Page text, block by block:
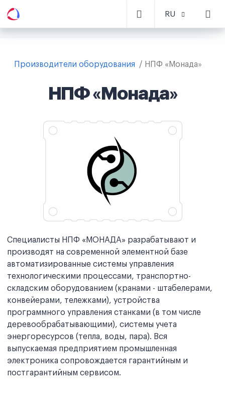
RU
Производители оборудования НПФ «Монада»
НПФ «Монада»
Специалисты НПФ «МОНАДА» разрабатывают и
производят на современной элементной базе
автоматизированные системы управления
технологическими процессами, транспортно-
складским оборудованием (кранами - штабелерами,
конвейерами, тележками), устройства
программного управления станками (в том числе
деревообрабатывающими), системы учета
энергоресурсов (тепла, воды, пара). Вся
выпускаемая предприятием промышленная
электроника сопровождается гарантийным и
постгарантийным сервисом.